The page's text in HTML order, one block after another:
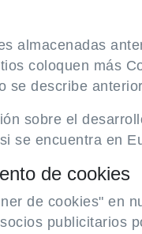
almacenadas
coloquen más
se describe
sobre el
se encuentra en
de cookies
de cookies" en
publicitarios